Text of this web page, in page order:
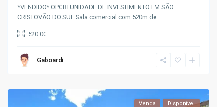
*VENDIDO* OPORTUNIDADE DE INVESTIMENTO EM SÃO
CRISTOVÃO DO SUL Sala comercial com 520m de
520.00
Gaboardi
Venda Disponível